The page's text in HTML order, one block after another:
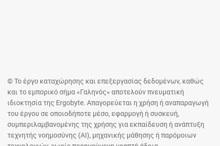
© Το έργο καταχώρησης και επεξεργασίας δεδομένων, καθώς
και το εμπορικό σήμα «Γαληνός» αποτελούν πνευματική
ιδιοκτησία της Ergobyte. Απαγορεύεται η χρήση ή αναπαραγωγή
του έργου σε οποιοδήποτε μέσο, εφαρμογή ή συσκευή,
συμπεριλαμβανομένης της χρήσης για εκπαίδευση ή ανάπτυξη
τεχνητής νοημοσύνης (AI), μηχανικής μάθησης ή παρόμοιων